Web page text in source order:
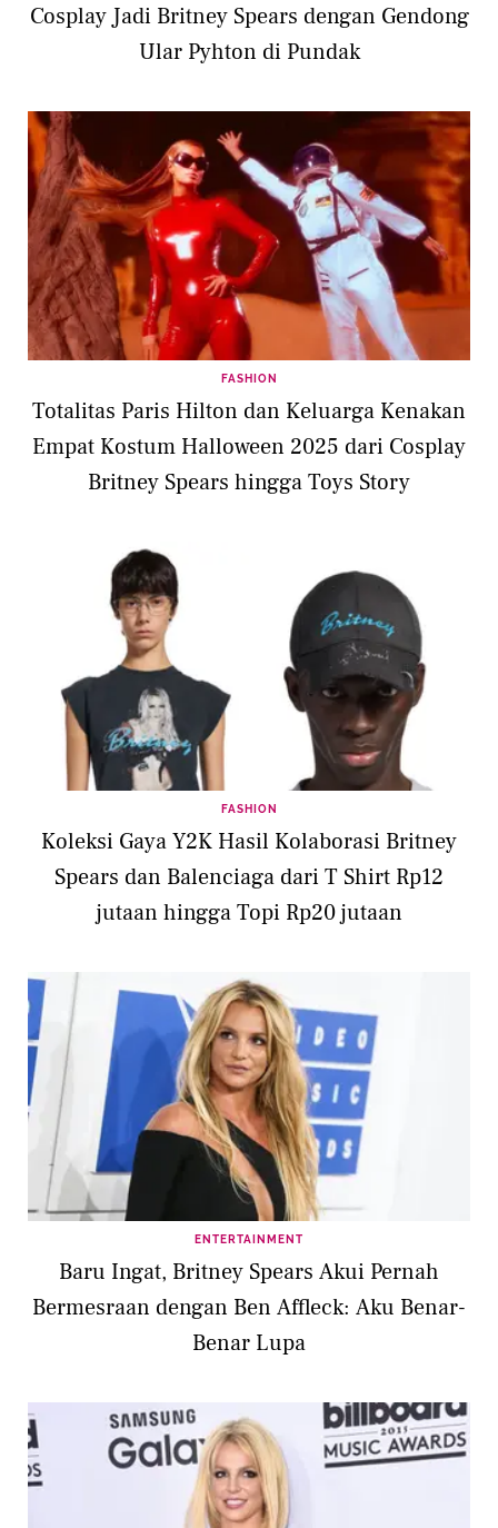
Cosplay Jadi Britney Spears dengan Gendong
Ular Pyhton di Pundak
FASHION
Totalitas Paris Hilton dan Keluarga Kenakan
Empat Kostum Halloween 2025 dari Cosplay
Britney Spears hingga Toys Story
FASHION
Koleksi Gaya Y2K Hasil Kolaborasi Britney
Spears dan Balenciaga dari T Shirt Rp12
jutaan hingga Topi Rp20 jutaan
ENTERTAINMENT
Baru Ingat, Britney Spears Akui Pernah
Bermesraan dengan Ben Affleck: Aku Benar-
Benar Lupa